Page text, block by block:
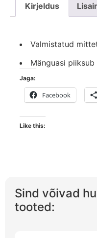
Kirjeldus
Valmistatud
Mänguasi
Jaga:
Facebook
Like this:
Sind võivad
tooted: